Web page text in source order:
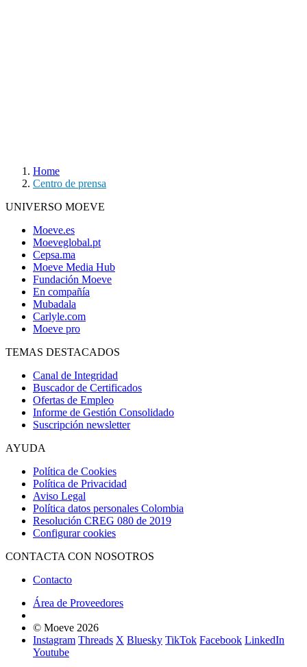
Home
Centro de prensa
UNIVERSO MOEVE
Moeve.es
Moeveglobal.pt
Cepsa.ma
Moeve Media Hub
Fundación Moeve
En compañía
Mubadala
Carlyle.com
Moeve pro
TEMAS DESTACADOS
Canal de Integridad
Buscador de Certificados
Ofertas de Empleo
Informe de Gestión Consolidado
Suscripción newsletter
AYUDA
Política de Cookies
Política de Privacidad
Aviso Legal
Política datos personales Colombia
Resolución CREG 080 de 2019
Configurar cookies
CONTACTA CON NOSOTROS
Contacto
Área de Proveedores
© Moeve 2026
Instagram Threads X Bluesky TikTok Facebook LinkedIn
Youtube